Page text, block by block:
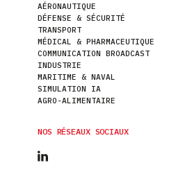
AÉRONAUTIQUE
DÉFENSE & SÉCURITÉ
TRANSPORT
MÉDICAL & PHARMACEUTIQUE
COMMUNICATION BROADCAST
INDUSTRIE
MARITIME & NAVAL
SIMULATION IA
AGRO-ALIMENTAIRE
NOS RÉSEAUX SOCIAUX